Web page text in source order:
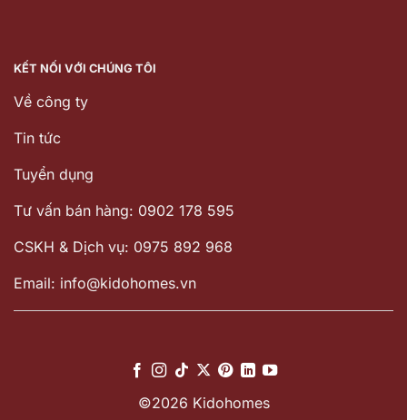
KẾT NỐI VỚI CHÚNG TÔI
Về công ty
Tin tức
Tuyển dụng
Tư vấn bán hàng: 0902 178 595
CSKH & Dịch vụ: 0975 892 968
Email: info@kidohomes.vn
©2026 Kidohomes